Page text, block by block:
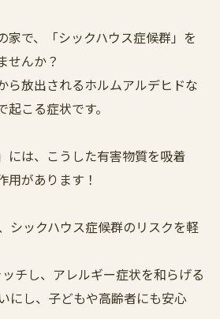
家で、「シックハウス症候群」を
せんか？
ら放出されるホルムアルデヒドな
こる症状です。
には、こうした有害物質を吸着
用があります！
シックハウス症候群のリスクを軽
ッチし、アレルギー症状を和らげる
にし、子どもや高齢者にも安心